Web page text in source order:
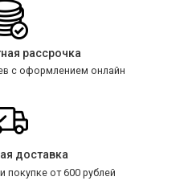
рассрочка
с оформлением онлайн
доставка
покупке от 600 рублей